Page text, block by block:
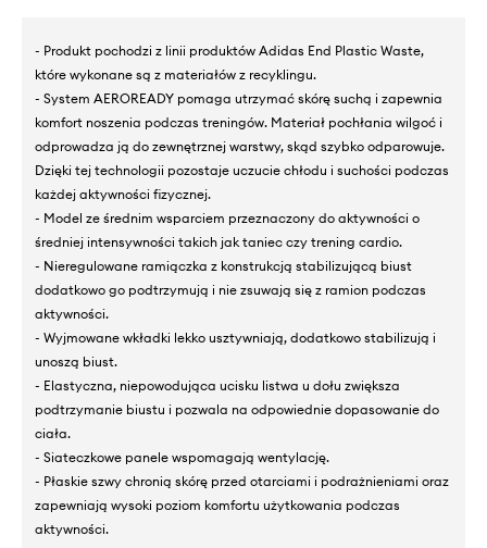
- Produkt pochodzi z linii produktów Adidas End Plastic Waste,
które wykonane są z materiałów z recyklingu.
- System AEROREADY pomaga utrzymać skórę suchą i zapewnia
komfort noszenia podczas treningów. Materiał pochłania wilgoć i
odprowadza ją do zewnętrznej warstwy, skąd szybko odparowuje.
Dzięki tej technologii pozostaje uczucie chłodu i suchości podczas
każdej aktywności fizycznej.
- Model ze średnim wsparciem przeznaczony do aktywności o
średniej intensywności takich jak taniec czy trening cardio.
- Nieregulowane ramiączka z konstrukcją stabilizującą biust
dodatkowo go podtrzymują i nie zsuwają się z ramion podczas
aktywności.
- Wyjmowane wkładki lekko usztywniają, dodatkowo stabilizują i
unoszą biust.
- Elastyczna, niepowodująca ucisku listwa u dołu zwiększa
podtrzymanie biustu i pozwala na odpowiednie dopasowanie do
ciała.
- Siateczkowe panele wspomagają wentylację.
- Płaskie szwy chronią skórę przed otarciami i podrażnieniami oraz
zapewniają wysoki poziom komfortu użytkowania podczas
aktywności.